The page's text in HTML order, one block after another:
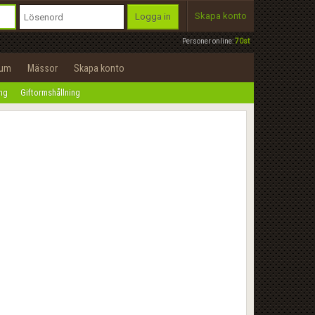
Personer online:70st
Logga in Skapa konto
Mässor Skapa konto
Giftormshållning